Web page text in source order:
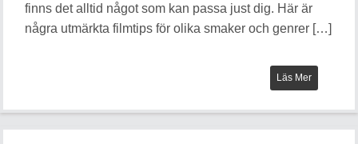
finns det alltid något som kan passa just dig. Här är
några utmärkta filmtips för olika smaker och genrer […]
Läs Mer